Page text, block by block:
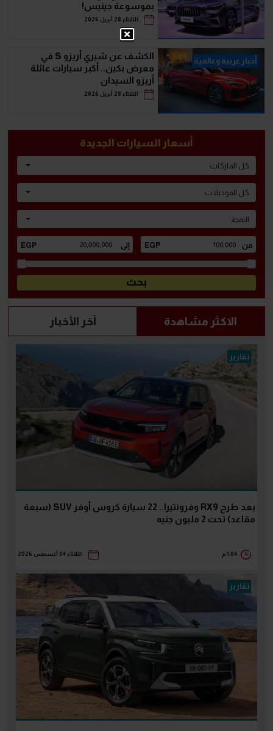
بموسوعة جينيس!
الثلاثاء 28 أبريل 2026
أخبار عربية وعالمية
الكشف عن شيري أريزو S في
معرض بكين.. أكبر سيارات عائلة
أريزو السيدان
الثلاثاء 28 أبريل 2026
أسعار السيارات الجديدة
كل الماركات
كل الموديلات
النمط
الاكثر مشاهدة آخر الأخبار
تقارير
بعد طرح RX9 وفرونتيرا.. 22 سيارة كروس أوفر SUV (سبعة
مقاعد) تحت 2 مليون جنيه
1:04 م الثلاثاء 04 أغسطس 2026
تقارير